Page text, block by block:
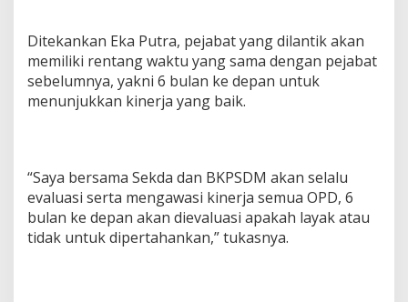
Ditekankan Eka Putra, pejabat yang dilantik akan
memiliki rentang waktu yang sama dengan pejabat
sebelumnya, yakni 6 bulan ke depan untuk
menunjukkan kinerja yang baik.
“Saya bersama Sekda dan BKPSDM akan selalu
evaluasi serta mengawasi kinerja semua OPD, 6
bulan ke depan akan dievaluasi apakah layak atau
tidak untuk dipertahankan,” tukasnya.